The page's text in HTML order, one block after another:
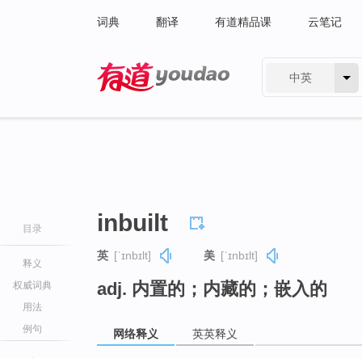
词典 翻译 有道精品课 云笔记
中英
目录
释义
权威词典
用法
例句
inbuilt
英 [ˈɪnbɪlt] 美 [ˈɪnbɪlt]
adj. 内置的；内藏的；嵌入的
网络释义 英英释义